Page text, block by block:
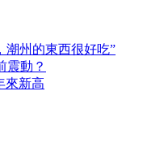
潮州的東西很好吃”
震動？
來新高